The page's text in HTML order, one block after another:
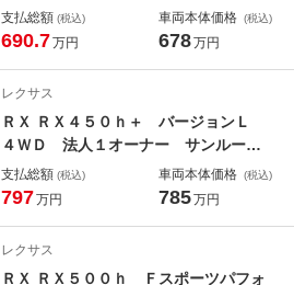
レール デジタルインナーミラー 前
後ドライブレコーダー ＡＣ１００Ｖ
機能付きシートヒーター
支払総額 (税込)
690.7万円
車両本体価格 (税込)
678万円
レクサス
ＲＸ ＲＸ４５０ｈ＋ バージョンＬ
４ＷＤ 法人１オーナー サンルー
フ モデリスタエアロパーツ マーク
レビンソン 輻射ヒーター デジタル
ライブレコーダー パドルシフト
支払総額 (税込)
797万円
車両本体価格 (税込)
785万円
レクサス
ＲＸ ＲＸ５００ｈ Ｆスポーツパフォ